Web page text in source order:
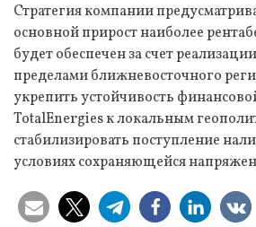
Стратегия компании
основной прирост наиболее
будет обеспечен за счет
пределами ближневосточного
укрепить устойчивость
TotalEnergies к локальным
стабилизировать поступление
условиях сохраняющейся